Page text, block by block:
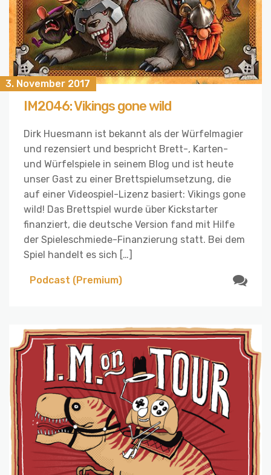
3. November 2017
IM2046: Vikings gone wild
Dirk Huesmann ist bekannt als der Würfelmagier
und rezensiert und bespricht Brett-, Karten-
und Würfelspiele in seinem Blog und ist heute
unser Gast zu einer Brettspielumsetzung, die
auf einer Videospiel-Lizenz basiert: Vikings gone
wild! Das Brettspiel wurde über Kickstarter
finanziert, die deutsche Version fand mit Hilfe
der Spieleschmiede-Finanzierung statt. Bei dem
Spiel handelt es sich […]
Podcast (Premium)